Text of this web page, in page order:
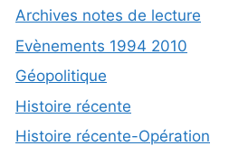
Archives notes de lecture
Evènements 1994 2010
Géopolitique
Histoire récente
Histoire récente-Opération